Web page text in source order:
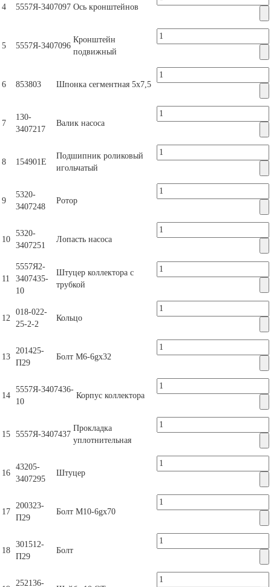
4 5557Я-3407097 Ось кронштейнов
5 5557Я-3407096
Кронштейн
подвижный
6 853803 Шпонка сегментная 5х7,5
7
130-
3407217
Валик насоса
8 154901Е
Подшипник роликовый
игольчатый
9
5320-
3407248
Ротор
10
5320-
3407251
Лопасть насоса
11
5557Я2-
3407435-
10
Штуцер коллектора с
трубкой
12
018-022-
25-2-2
Кольцо
13
201425-
П29
Болт М6-6gх32
14
5557Я-3407436-
10
Корпус коллектора
15 5557Я-3407437
Прокладка
уплотнительная
16
43205-
3407295
Штуцер
17
200323-
П29
Болт М10-6gх70
18
301512-
П29
Болт
252136-